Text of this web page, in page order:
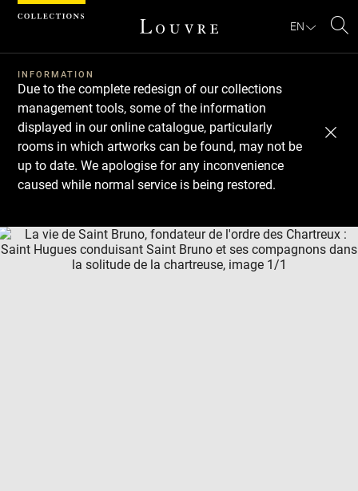
EN
INFORMATION
Due to the complete redesign of our collections
management tools, some of the information
displayed in our online catalogue, particularly
rooms in which artworks can be found, may not be
up to date. We apologise for any inconvenience
caused while normal service is being restored.
Download
Next
Previous
Cookies management panel